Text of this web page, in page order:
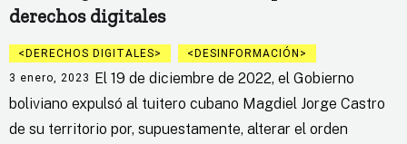
derechos digitales
DERECHOS DIGITALES
DESINFORMACIÓN
3 enero, 2023 El 19 de diciembre de 2022, el Gobierno
boliviano expulsó al tuitero cubano Magdiel Jorge Castro
de su territorio por, supuestamente, alterar el orden